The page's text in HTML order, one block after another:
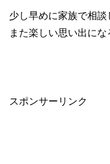
少し早めに家族で相
また楽しい思い出にな
スポンサーリンク